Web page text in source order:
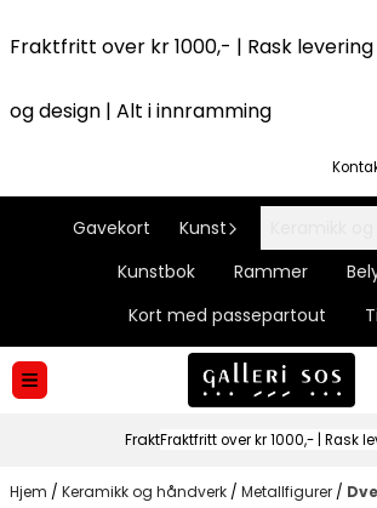
Fraktfritt over kr 1000,- | Rask
og design | Alt i innramming
Gavekort Kunst
Kunstbok
Rammer
Kort med passepartout
FraktFraktfritt over kr 1000,- | Rask
Hjem / Keramikk og håndverk / Metallfigurer /